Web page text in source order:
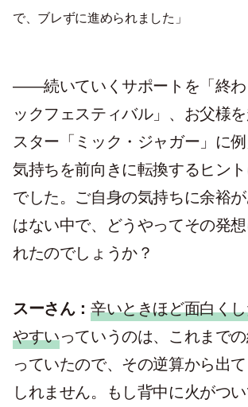
で、ブレずに進められました」
——続いていくサポートを「終わ
ックフェスティバル」、お父様
スター「ミック・ジャガー」に例
気持ちを前向きに転換するヒン
でした。ご自身の気持ちに余裕
はない中で、どうやってその発
れたのでしょうか？
スーさん： 辛いときほど面白く
やすいっていうのは、これまで
っていたので、その逆算から出
しれません。もし背中に火がつ